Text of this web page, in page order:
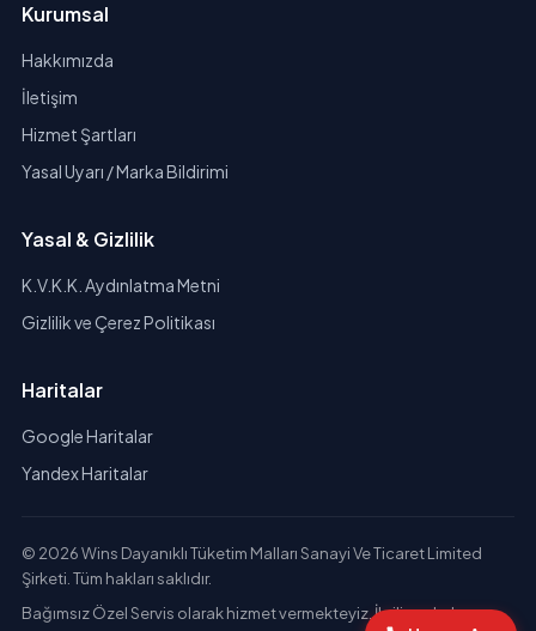
Kurumsal
Hakkımızda
İletişim
Hizmet Şartları
Yasal Uyarı / Marka Bildirimi
Yasal & Gizlilik
K.V.K.K. Aydınlatma Metni
Gizlilik ve Çerez Politikası
Haritalar
Google Haritalar
Yandex Haritalar
© 2026 Wins Dayanıklı Tüketim Malları Sanayi Ve Ticaret Limited
Şirketi. Tüm hakları saklıdır.
Bağımsız Özel Servis olarak hizmet vermekteyiz. İlgili markaların